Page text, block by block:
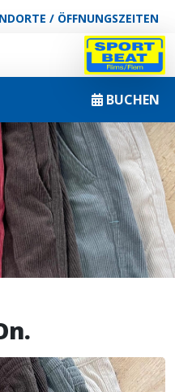
/ ÖFFNUNGSZEITEN
BUCHEN